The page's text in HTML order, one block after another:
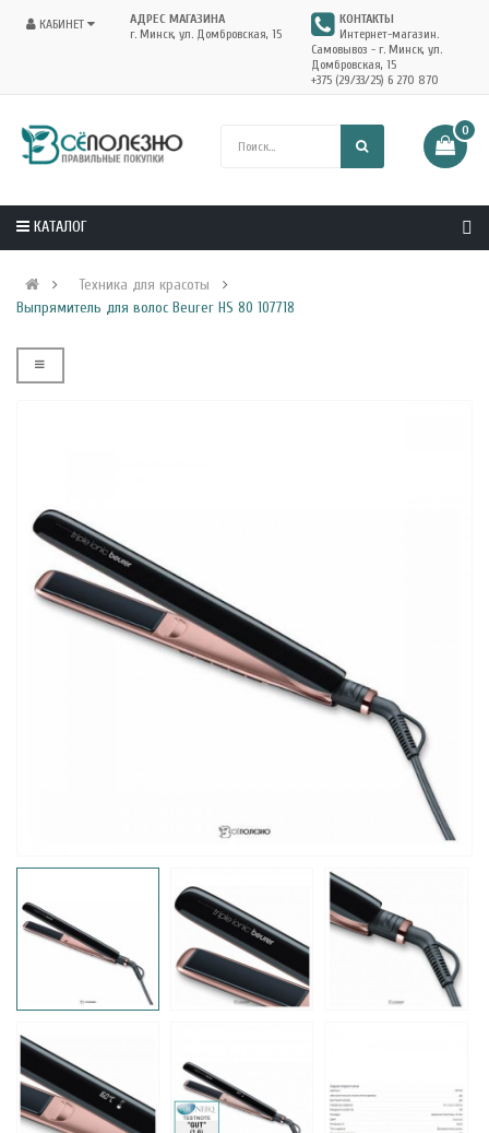
КАБИНЕТ
АДРЕС МАГАЗИНА
г. Минск, ул. Домбровская, 15
КОНТАКТЫ
Интернет-магазин.
Самовывоз - г. Минск, ул.
Домбровская, 15
+375 (29/33/25) 6 270 870
0
КАТАЛОГ
Техника для красоты
Выпрямитель для волос Beurer HS 80 107718
с
в